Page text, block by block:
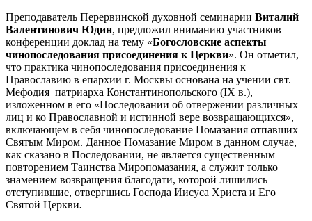
Преподаватель Перервинской духовной семинарии Виталий
Валентинович Юдин, предложил вниманию участников
конференции доклад на тему «Богословские аспекты
чинопоследования присоединения к Церкви». Он отметил,
что практика чинопоследования присоединения к
Православию в епархии г. Москвы основана на учении свт.
Мефодия патриарха Константинопольского (IX в.),
изложенном в его «Последовании об отвержении различных
лиц и ко Православной и истинной вере возвращающихся»,
включающем в себя чинопоследование Помазания отпавших
Святым Миром. Данное Помазание Миром в данном случае,
как сказано в Последовании, не является существенным
повторением Таинства Миропомазания, а служит только
знамением возвращения благодати, которой лишились
отступившие, отвергшись Господа Иисуса Христа и Его
Святой Церкви.